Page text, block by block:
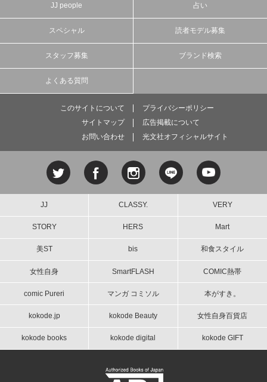
JJ people 占い
スペシャル 読者モデル募集
スタッフ募集 ブランド検索
よくある質問
このサイトについて
プライバシーポリシー
サイトマップ
広告掲載について
お問い合わせ
光文社オフィシャルサイト
JJ CLASSY. VERY
STORY HERS Mart
美ST bis 和食スタイル
女性自身 SmartFLASH COMIC熱帯
comic Pureri マンガ コミソル 本がすき。
kokode.jp kokode Beauty 女性自身百貨店
kokode books kokode digital kokode GIFT